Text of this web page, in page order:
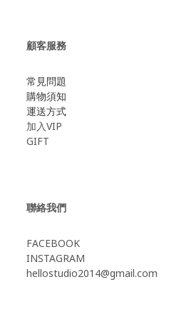
顧客服務
常見問題
購物須知
運送方式
加入VIP
GIFT
聯絡我們
FACEBOOK
INSTAGRAM
hellostudio2014@gmail.com